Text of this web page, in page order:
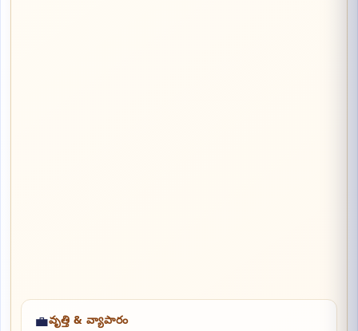
💼వృత్తి & వ్యాపారం